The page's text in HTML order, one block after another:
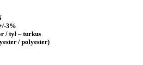
3%
/ tył – turkus
/ polyester)